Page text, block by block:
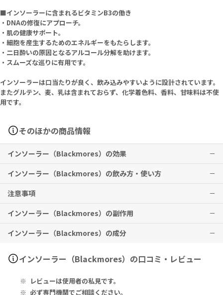
■インソーラーに含まれるビタミンB3の働き
・DNAの修復にアプローチ。
・肌の健康サポート。
・細胞を産生するためのエネルギーをもたらします。
・二日酔いの原因となるアルコール分解を助けます。
・スムーズな巡りに有用です。
インソーラーは口当たりが良く、飲み込みやすいように設計されています。
またグルテン、麦、乳は含まれておらず、化学着色料、香料、甘味料は不使
用です。
そのほかの商品情報
インソーラー（Blackmores）の効果
肌の健康やDNAの修復サポートに有用なニコチンアミドを、1粒につ
き500mg含有しています。
※有用性には個人差がありますことを予めご了承ください。
インソーラー（Blackmores）の飲み方・使い方
成人の方
1日1タブレットを目安に、食後にお召し上がりください。
または、専門医の指示に従ってください。
注意事項
使用前にラベルをよくお読みください。
本品は、多量摂取により疾病が治癒したり、より健康が増進するもの
ではありません。
1日の摂取目安量を必ず守り、過剰な摂取はお控えください。
妊娠中・妊娠の可能性のある方・授乳中の方は、本品を摂取する前に
持病があるなどでほかの薬を服用している場合は、使用する前に専門
医やかかりつけの医師に相談してください。
インソーラー（Blackmores）の副作用
特に副作用は報告されておりませんが、異常を感じた際はただちに使
インソーラー（Blackmores）の成分
Nicotinamide (Vitamin B3) 500 mg.
インソーラー（Blackmores）の口コミ・レビュー
レビューは使用者の私見です。
必ず専門機関でご相談ください。